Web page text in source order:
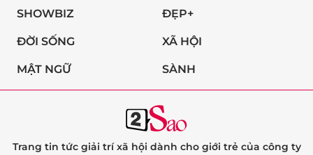
SHOWBIZ ĐẸP+
ĐỜI SỐNG XÃ HỘI
MẬT NGỮ SÀNH
Trang tin tức giải trí xã hội dành cho giới trẻ của công ty